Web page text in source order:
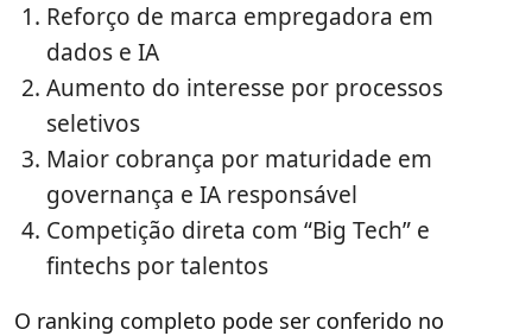
Reforço de marca empregadora em
dados e IA
Aumento do interesse por processos
seletivos
Maior cobrança por maturidade em
governança e IA responsável
Competição direta com “Big Tech” e
fintechs por talentos
O ranking completo pode ser conferido no